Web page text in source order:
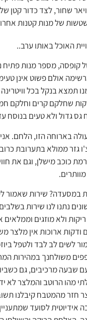
האוכל באותו ערב..
מספר מנות פתיח
אולם פשוט אינן
תמצא בנקל בכל
שחלקם קרים וחלקם
גס גדול ולא טעים בנוסח
בארוחה הזו, הלחם.
גזר ממולא בתערובת
כוכב מישלן, וגם את
במסעדה? שירות שאמור
נתנו לנו שירות
ריקות ולא מוזגים
ודקות ארוכות אין מלצר
לשים לב לבד ולטפל
משולחנך במהירות
שבעה מרכיבים, גם
מהו הרוטב והמלצר לא
חזר מהמטבח קיבלנו
אידיוטית לסועד